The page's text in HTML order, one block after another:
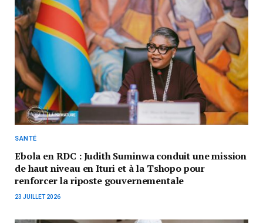
SANTÉ
Ebola en RDC : Judith Suminwa conduit une mission
de haut niveau en Ituri et à la Tshopo pour
renforcer la riposte gouvernementale
23 JUILLET 2026